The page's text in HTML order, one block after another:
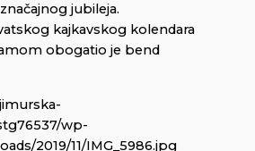
jubileja.
kajkavskog kolendara
obogatio je bend
wp-
2019/11/IMG_5986.jpg